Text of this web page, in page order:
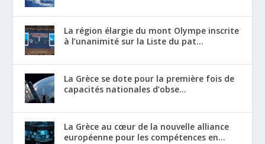
La région élargie du mont Olympe inscrite
à l’unanimité sur la Liste du pat...
La Grèce se dote pour la première fois de
capacités nationales d’obse...
La Grèce au cœur de la nouvelle alliance
européenne pour les compétences en...